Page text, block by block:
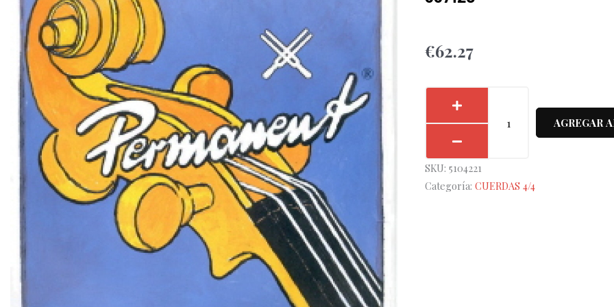
€62.27
AGREGAR
SKU: 5104221
Categoría: CUERDAS 4/4